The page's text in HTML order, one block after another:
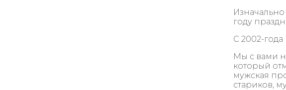
году
С 2002-
Мы с вами
который
мужская
стариков,